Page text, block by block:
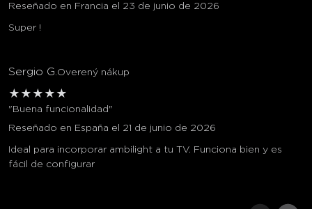
Reseñado en Francia el 23 de junio de 2026
Super !
Sergio G. Overený nákup
★ ★ ★ ★ ★
"Buena funcionalidad"
Reseñado en España el 21 de junio de 2026
Ideal para incorporar ambilight a tu TV. Funciona bien y es
fácil de configurar